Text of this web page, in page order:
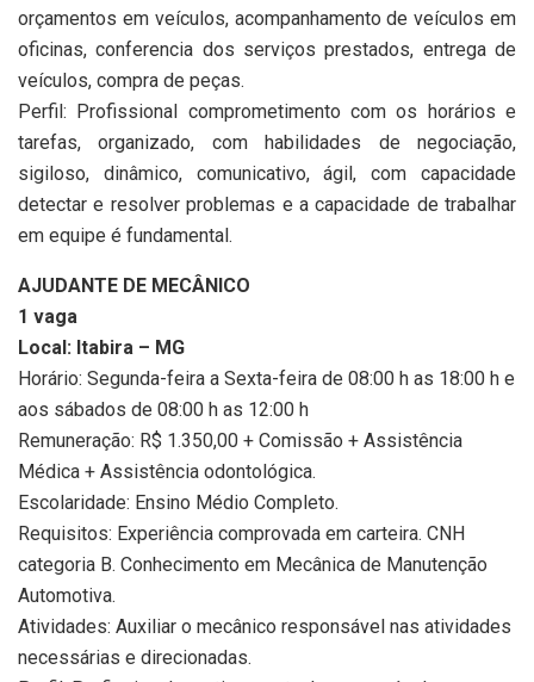
orçamentos em veículos, acompanhamento de veículos em
oficinas, conferencia dos serviços prestados, entrega de
veículos, compra de peças.
Perfil: Profissional comprometimento com os horários e
tarefas, organizado, com habilidades de negociação,
sigiloso, dinâmico, comunicativo, ágil, com capacidade
detectar e resolver problemas e a capacidade de trabalhar
em equipe é fundamental.
AJUDANTE DE MECÂNICO
1 vaga
Local: Itabira – MG
Horário: Segunda-feira a Sexta-feira de 08:00 h as 18:00 h e
aos sábados de 08:00 h as 12:00 h
Remuneração: R$ 1.350,00 + Comissão + Assistência
Médica + Assistência odontológica.
Escolaridade: Ensino Médio Completo.
Requisitos: Experiência comprovada em carteira. CNH
categoria B. Conhecimento em Mecânica de Manutenção
Automotiva.
Atividades: Auxiliar o mecânico responsável nas atividades
necessárias e direcionadas.